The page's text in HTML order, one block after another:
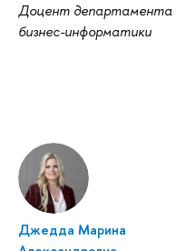
Доцент департамента
бизнес-информатики
Джедда Марина